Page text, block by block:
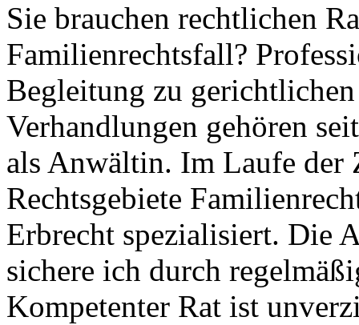
Sie brauchen rechtlichen
Familienrechtsfall?
Begleitung zu
Verhandlungen gehören
als Anwältin. Im Laufe der
Rechtsgebiete
Erbrecht spezialisiert. Die
sichere ich durch
Kompetenter Rat ist